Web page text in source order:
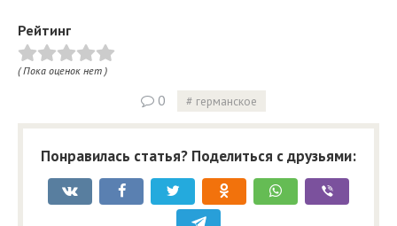
Рейтинг
( Пока оценок нет )
0 германское
Понравилась статья? Поделиться с друзьями: